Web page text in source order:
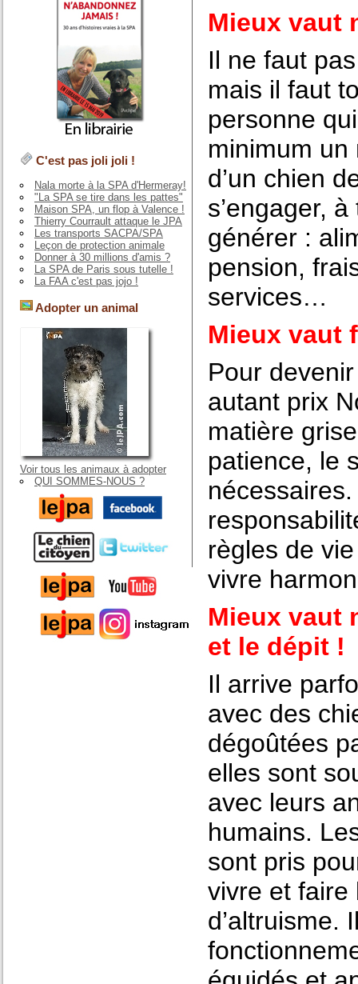
C'est pas joli joli !
Nala morte à la SPA d'Hermeray!
"La SPA se tire dans les pattes"
Maison SPA, un flop à Valence !
Thierry Courrault attaque le JPA
Les transports SACPA/SPA
Leçon de protection animale
Donner à 30 millions d'amis ?
La SPA de Paris sous tutelle !
La FAA c'est pas jojo !
Adopter un animal
Voir tous les animaux à adopter
QUI SOMMES-NOUS ?
Mieux vaut
Il ne faut
mais il faut
personne
minimum un
d’un chien
s’engager,
générer :
pension,
services…
Mieux vaut
Pour
autant prix
matière
patience, le
règles de
vivre
Mieux vaut
et le dépit !
Il arrive
avec des
dégoûtées
elles sont
avec leurs
humains.
sont pris
vivre et faire
d’altruisme.